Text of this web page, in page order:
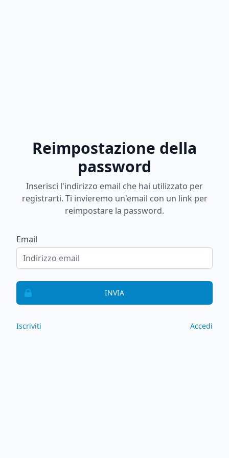
Reimpostazione della
password
Inserisci l'indirizzo email che hai utilizzato per
registrarti. Ti invieremo un'email con un link per
reimpostare la password.
Email
INVIA
Iscriviti Accedi